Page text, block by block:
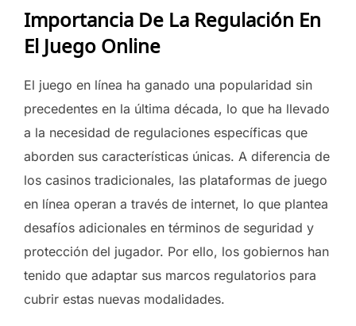
Importancia De La Regulación En
El Juego Online
El juego en línea ha ganado una popularidad sin
precedentes en la última década, lo que ha llevado
a la necesidad de regulaciones específicas que
aborden sus características únicas. A diferencia de
los casinos tradicionales, las plataformas de juego
en línea operan a través de internet, lo que plantea
desafíos adicionales en términos de seguridad y
protección del jugador. Por ello, los gobiernos han
tenido que adaptar sus marcos regulatorios para
cubrir estas nuevas modalidades.